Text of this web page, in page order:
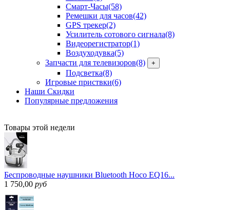
Смарт-Часы(58)
Ремешки для часов(42)
GPS трекер(2)
Усилитель сотового сигнала(8)
Видеорегистратор(1)
Воздуходувка(5)
Запчасти для телевизоров(8) +
Подсветка(8)
Игровые приствки(6)
Наши Скидки
Популярные предложения
Товары этой недели
Беспроводные наушники Bluetooth Hoco EQ16...
1 750,00 руб